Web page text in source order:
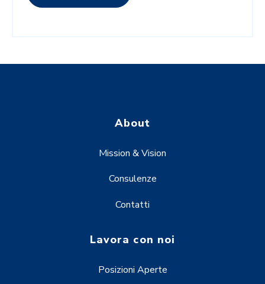
About
Mission & Vision
Consulenze
Contatti
Lavora con noi
Posizioni Aperte